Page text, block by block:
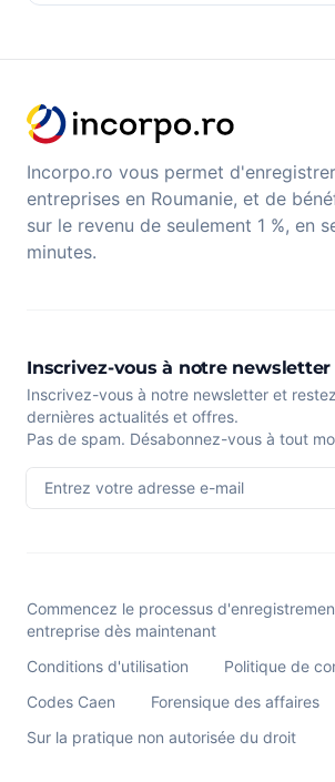
Incorpo.ro vous permet
entreprises en Roumanie, et de
sur le revenu de seulement 1 %, en
minutes.
Inscrivez-vous à notre newsletter
Inscrivez-vous à notre newsletter et
dernières actualités et offres.
Pas de spam. Désabonnez-vous à tout
Entrez votre adresse e-mail
Commencez le processus
entreprise dès maintenant
Conditions d'utilisation
Politique de
Codes Caen
Forensique des affaires
Sur la pratique non autorisée du droit